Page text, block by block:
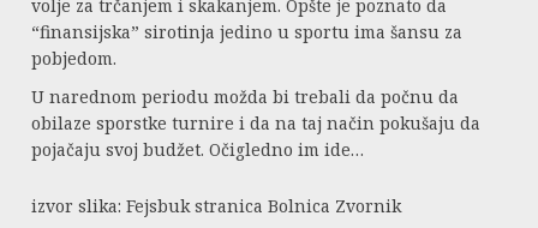
volje za trčanjem i skakanjem. Opšte je poznato da
“finansijska” sirotinja jedino u sportu ima šansu za
pobjedom.
U narednom periodu možda bi trebali da počnu da
obilaze sporstke turnire i da na taj način pokušaju da
pojačaju svoj budžet. Očigledno im ide…
izvor slika: Fejsbuk stranica Bolnica Zvornik